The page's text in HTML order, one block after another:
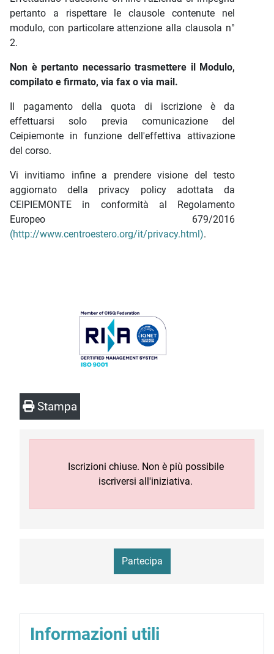
pertanto a rispettare le clausole contenute nel
modulo, con particolare attenzione alla clausola n°
2.
Non è pertanto necessario trasmettere il Modulo,
compilato e firmato, via fax o via mail.
Il pagamento della quota di iscrizione è da
effettuarsi solo previa comunicazione del
Ceipiemonte in funzione dell'effettiva attivazione
del corso.
Vi invitiamo infine a prendere visione del testo
aggiornato della privacy policy adottata da
CEIPIEMONTE in conformità al Regolamento
Europeo 679/2016
(http://www.centroestero.org/it/privacy.html).
Stampa
Iscrizioni chiuse. Non è più possibile
iscriversi all'iniziativa.
Partecipa
Informazioni utili